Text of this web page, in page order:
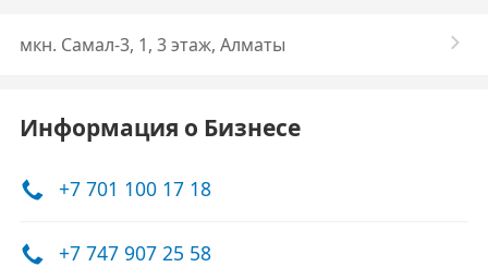
​мкн. Самал-3, 1, 3 этаж, Алматы
Информация о Бизнесе
+7 701 100 17 18
+7 747 907 25 58